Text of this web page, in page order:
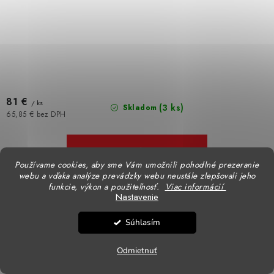
Používame cookies, aby sme Vám umožnili pohodlné prezeranie
webu a vďaka analýze prevádzky webu neustále zlepšovali jeho
funkcie, výkon a použiteľnosť.
Viac informácií
Nastavenie
Odmietnuť
Súhlasím
Skladom (3 ks)
65,85 € bez DPH
81 € / ks
DETAIL
Nízka pracovná obuv s antistatickou úpravou Diadora
Sixton TEMPRA poltopánka S1P SRC ESD